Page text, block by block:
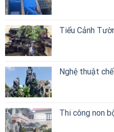
Tiểu Cảnh
Nghệ thuật
Thi công non